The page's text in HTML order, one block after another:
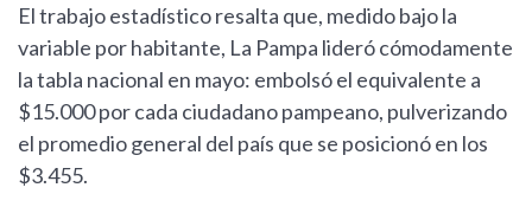
El trabajo estadístico resalta que, medido bajo la
variable por habitante, La Pampa lideró cómodamente
la tabla nacional en mayo: embolsó el equivalente a
$15.000 por cada ciudadano pampeano, pulverizando
el promedio general del país que se posicionó en los
$3.455.